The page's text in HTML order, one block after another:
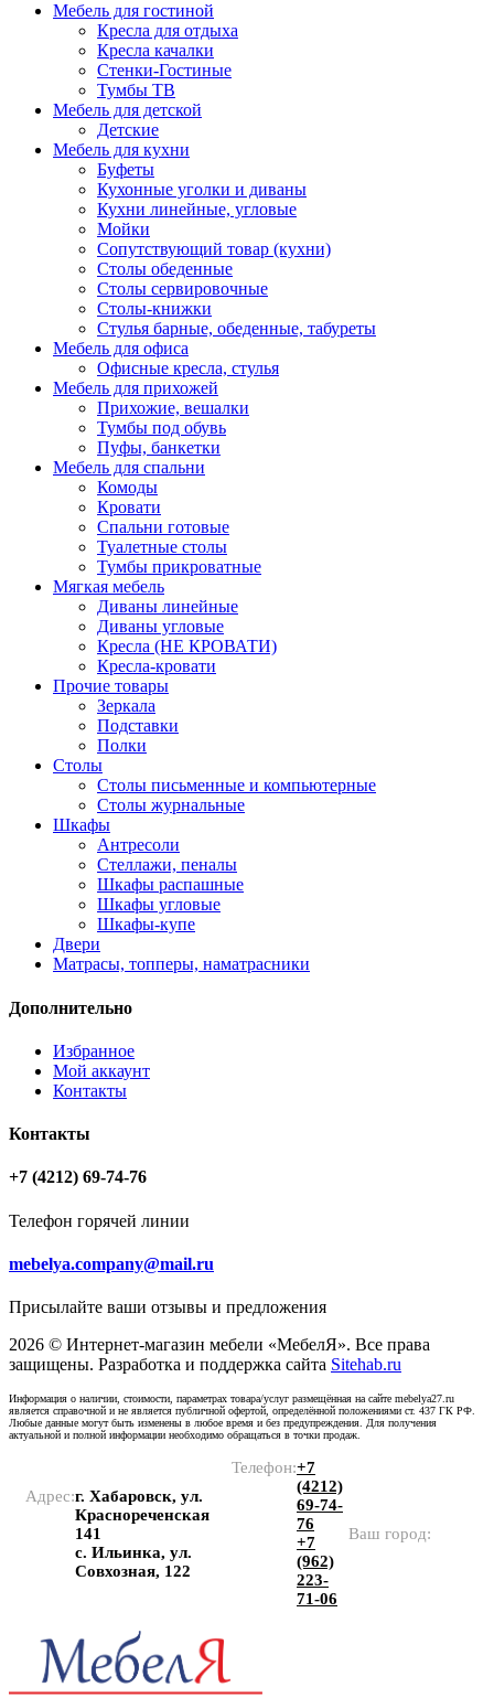
Мебель для гостиной
Кресла для отдыха
Кресла качалки
Стенки-Гостиные
Тумбы ТВ
Мебель для детской
Детские
Мебель для кухни
Буфеты
Кухонные уголки и диваны
Кухни линейные, угловые
Мойки
Сопутствующий товар (кухни)
Столы обеденные
Столы сервировочные
Столы-книжки
Стулья барные, обеденные, табуреты
Мебель для офиса
Офисные кресла, стулья
Мебель для прихожей
Прихожие, вешалки
Тумбы под обувь
Пуфы, банкетки
Мебель для спальни
Комоды
Кровати
Спальни готовые
Туалетные столы
Тумбы прикроватные
Мягкая мебель
Диваны линейные
Диваны угловые
Кресла (НЕ КРОВАТИ)
Кресла-кровати
Прочие товары
Зеркала
Подставки
Полки
Столы
Столы письменные и компьютерные
Столы журнальные
Шкафы
Антресоли
Стеллажи, пеналы
Шкафы распашные
Шкафы угловые
Шкафы-купе
Двери
Матрасы, топперы, наматрасники
Дополнительно
Избранное
Мой аккаунт
Контакты
Контакты
+7 (4212) 69-74-76
Телефон горячей линии
mebelya.company@mail.ru
Присылайте ваши отзывы и предложения
2026 © Интернет-магазин мебели «МебелЯ». Все права
защищены. Разработка и поддержка сайта Sitehab.ru
Информация о наличии, стоимости, параметрах товара/услуг размещённая на сайте mebelya27.ru
является справочной и не является публичной офертой, определённой положениями ст. 437 ГК РФ.
Любые данные могут быть изменены в любое время и без предупреждения. Для получения
актуальной и полной информации необходимо обращаться в точки продаж.
Адрес:г. Хабаровск, ул.
Краснореченская
141
с. Ильинка, ул.
Совхозная, 122
Телефон:+7
(4212)
69-74-
76
+7
(962)
223-
71-06
Ваш город: